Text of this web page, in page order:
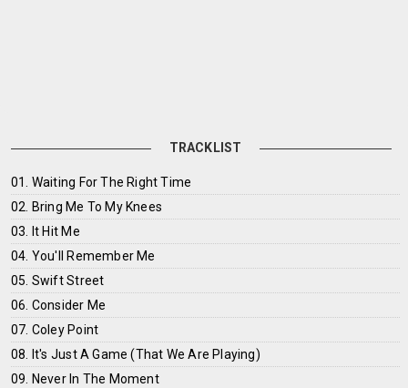
TRACKLIST
01. Waiting For The Right Time
02. Bring Me To My Knees
03. It Hit Me
04. You'll Remember Me
05. Swift Street
06. Consider Me
07. Coley Point
08. It's Just A Game (That We Are Playing)
09. Never In The Moment